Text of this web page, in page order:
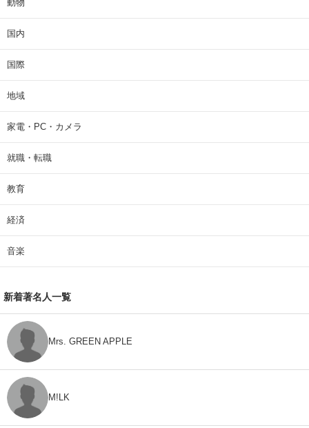
動物
国内
国際
地域
家電・PC・カメラ
就職・転職
教育
経済
音楽
新着著名人一覧
Mrs. GREEN APPLE
M!LK